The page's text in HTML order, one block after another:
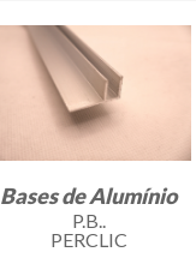
Bases de Alumínio
P.B..
PERCLIC